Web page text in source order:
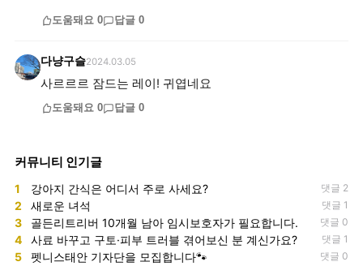
도움돼요 0 답글 0
다냥구슬2024.03.05
사르르르 잠드는 레이! 귀엽네요
도움돼요 0 답글 0
커뮤니티 인기글
1 강아지 간식은 어디서 주로 사세요? 댓글 2
2 새로운 녀석 댓글 1
3 골든리트리버 10개월 남아 임시보호자가 필요합니다. 댓글 0
4 사료 바꾸고 구토·피부 트러블 겪어보신 분 계신가요? 댓글 1
5 펫니스태안 기자단을 모집합니다🐾 댓글 0